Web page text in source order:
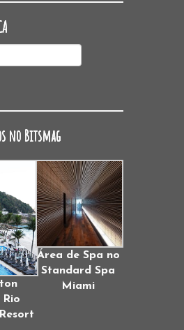
no Bitsmag
Rio
Área de Spa no
Standard Spa
Miami